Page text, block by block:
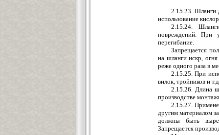
2.15.23. Шланги
использование
2.15.24.
повреждений. При
перегибание.
Запрещается
на шланги искр,
реже одного раза в
2.15.25. При
вилок, тройников и
2.15.26. Длина
производстве
2.15.27.
другим материалом
должны быть
Запрещается